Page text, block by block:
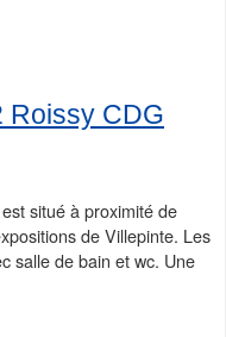
Roissy CDG
situé à proximité de
de Villepinte. Les
salle de bain et wc. Une